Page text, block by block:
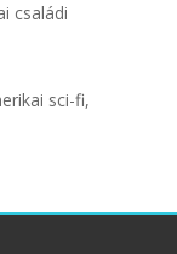
családi
sci-fi,